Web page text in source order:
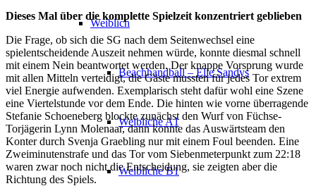
Weiblich
Beachhandball – Elle Sandys
Weibliche A1
Weibliche B1
Dieses Mal über die komplette Spielzeit konzentriert geblieben
Die Frage, ob sich die SG nach dem Seitenwechsel eine
spielentscheidende Auszeit nehmen würde, konnte diesmal schnell
mit einem Nein beantwortet werden. Der knappe Vorsprung wurde
mit allen Mitteln verteidigt, die Gäste mussten für jedes Tor extrem
viel Energie aufwenden. Exemplarisch steht dafür wohl eine Szene
eine Viertelstunde vor dem Ende. Die hinten wie vorne überragende
Stefanie Schoeneberg blockte zunächst den Wurf von Füchse-
Torjägerin Lynn Molenaar, dann konnte das Auswärtsteam den
Konter durch Svenja Graebling nur mit einem Foul beenden. Eine
Zweiminutenstrafe und das Tor vom Siebenmeterpunkt zum 22:18
waren zwar noch nicht die Entscheidung, sie zeigten aber die
Richtung des Spiels.